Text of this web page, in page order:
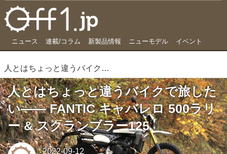
ニュース 連載/コラム 新製品情報 ニューモデル イベント
人とはちょっと違うバイクで旅したい―― FANTIC キャバレロ 500ラリー & スクランブラー125
人とはちょっと違うバイクで旅した
い―― FANTIC キャバレロ 500ラリ
ー & スクランブラー125
2022-09-12